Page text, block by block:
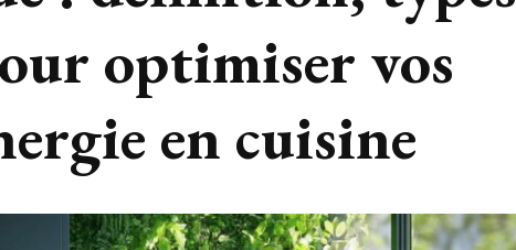
optimiser vos
en cuisine